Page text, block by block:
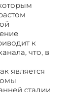
к
что, в
является
стадии